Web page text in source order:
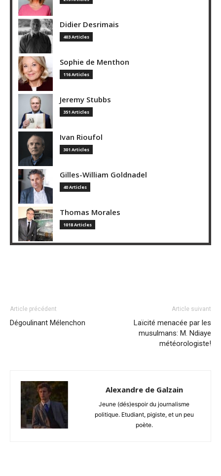
Didier Desrimais
403 Articles
Sophie de Menthon
116 Articles
Jeremy Stubbs
351 Articles
Ivan Rioufol
301 Articles
Gilles-William Goldnadel
40 Articles
Thomas Morales
1018 Articles
Article précédent
Dégoulinant Mélenchon
Article suivant
Laïcité menacée par les
musulmans: M. Ndiaye
météorologiste!
Alexandre de Galzain
Jeune (dés)espoir du journalisme
politique. Etudiant, pigiste, et un peu
poète.